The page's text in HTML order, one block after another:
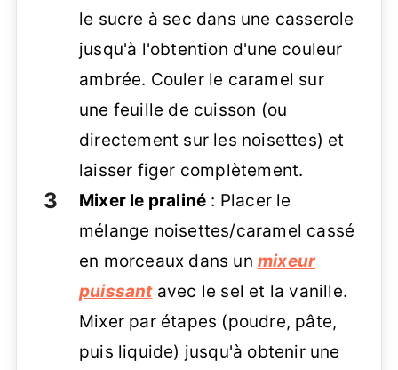
le sucre à sec dans une casserole
jusqu'à l'obtention d'une couleur
ambrée. Couler le caramel sur
une feuille de cuisson (ou
directement sur les noisettes) et
laisser figer complètement.
Mixer le praliné : Placer le
mélange noisettes/caramel cassé
en morceaux dans un mixeur
puissantavec le sel et la vanille.
Mixer par étapes (poudre, pâte,
puis liquide) jusqu'à obtenir une